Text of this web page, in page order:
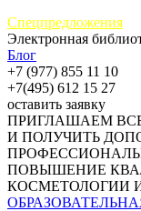
Спецпредложения
Электронная
Блог
+7 (977) 855 11 10
+7(495) 612 15 27
оставить заявку
ПРИГЛАШАЕМ
И ПОЛУЧИТЬ
ПОВЫШЕНИЕ
КОСМЕТОЛОГИИ